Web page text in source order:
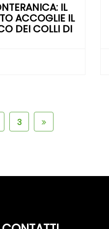
IL
ACCOGLIE IL
DEI COLLI DI
3